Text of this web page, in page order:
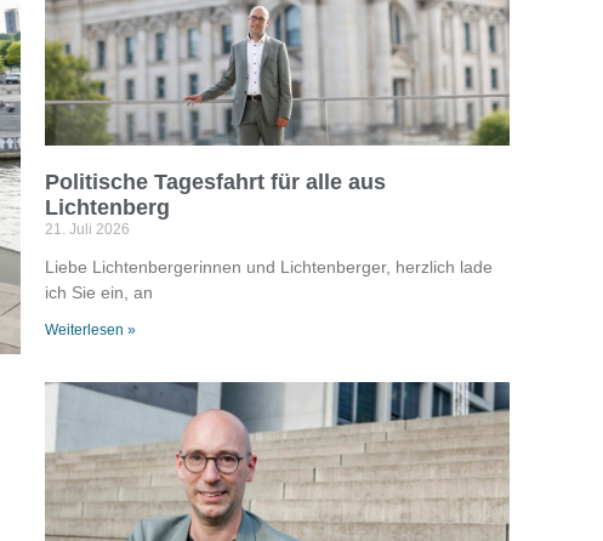
Politische Tagesfahrt für alle aus
Lichtenberg
21. Juli 2026
Liebe Lichtenbergerinnen und Lichtenberger, herzlich lade
ich Sie ein, an
Weiterlesen »